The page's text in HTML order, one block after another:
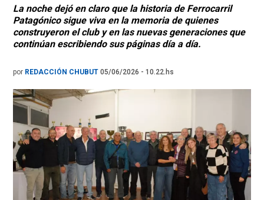
La noche dejó en claro que la historia de Ferrocarril
Patagónico sigue viva en la memoria de quienes
construyeron el club y en las nuevas generaciones que
continúan escribiendo sus páginas día a día.
por REDACCIÓN CHUBUT 05/06/2026 - 10.22.hs